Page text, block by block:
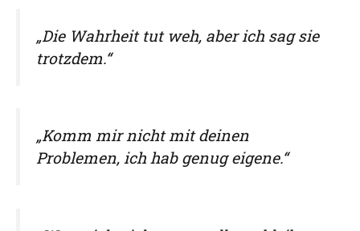
„Die Wahrheit tut weh, aber ich sag sie
trotzdem.“
„Komm mir nicht mit deinen
Problemen, ich hab genug eigene.“